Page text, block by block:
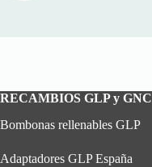
RECAMBIOS GLP y GNC
Bombonas rellenables GLP
Adaptadores GLP España